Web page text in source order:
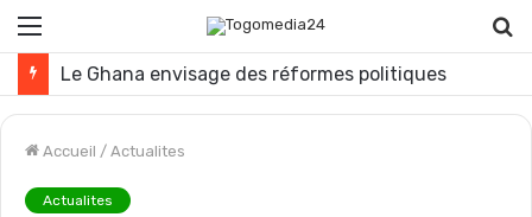
Menu
Le Ghana envisage des réformes politiques
Accueil / Actualites
Actualites